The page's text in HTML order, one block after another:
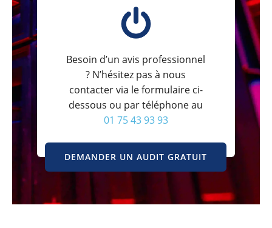
Besoin d’un avis professionnel
? N’hésitez pas à nous
contacter via le formulaire ci-
dessous ou par téléphone au
01 75 43 93 93
DEMANDER UN AUDIT GRATUIT